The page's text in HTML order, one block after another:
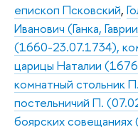
епископ Псковский,
Иванович (Ганка,
(1660-23.07.1734),
царицы Наталии
комнатный стольник
постельничий П.
боярских